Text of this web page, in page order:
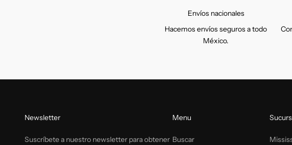
Envíos nacionales
Hacemos envíos seguros a todo
México.
Newsletter
Suscríbete a nuestro newsletter para obtener
Menu
Buscar